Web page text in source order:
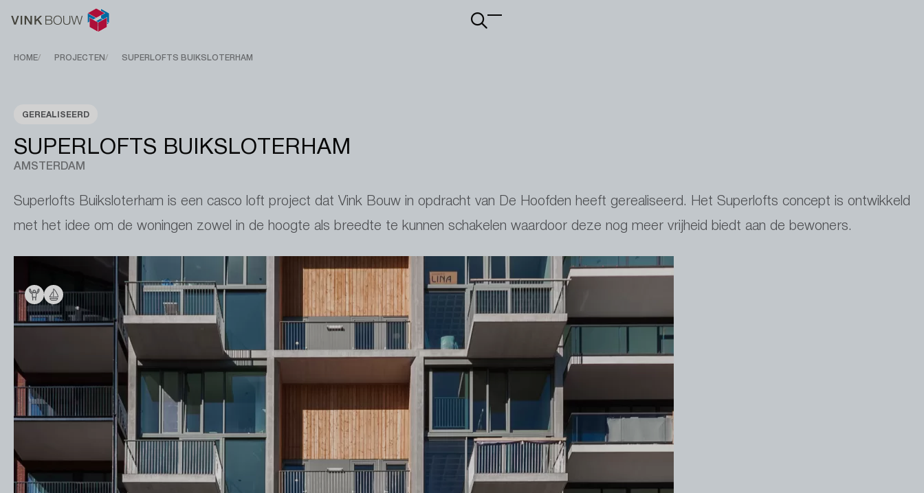
Main
Breadcrumb
HOME PROJECTEN SUPERLOFTS BUIKSLOTERHAM
GEREALISEERD
SUPERLOFTS BUIKSLOTERHAM
AMSTERDAM
Superlofts Buiksloterham is een casco loft project dat Vink Bouw in opdracht van De Hoofden heeft gerealiseerd. Het Superlofts concept is ontwikkeld
met het idee om de woningen zowel in de hoogte als breedte te kunnen schakelen waardoor deze nog meer vrijheid biedt aan de bewoners.